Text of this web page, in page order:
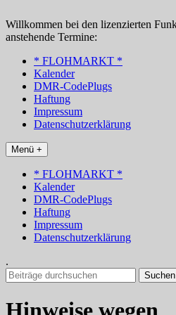
Inhalt
springen
Willkommen bei den lizenzierten
anstehende Termine:
* FLOHMARKT *
Kalender
DMR-CodePlugs
Haftung
Impressum
Datenschutzerklärung
Menü +
* FLOHMARKT *
Kalender
DMR-CodePlugs
Haftung
Impressum
Datenschutzerklärung
.
Suchen
nach: